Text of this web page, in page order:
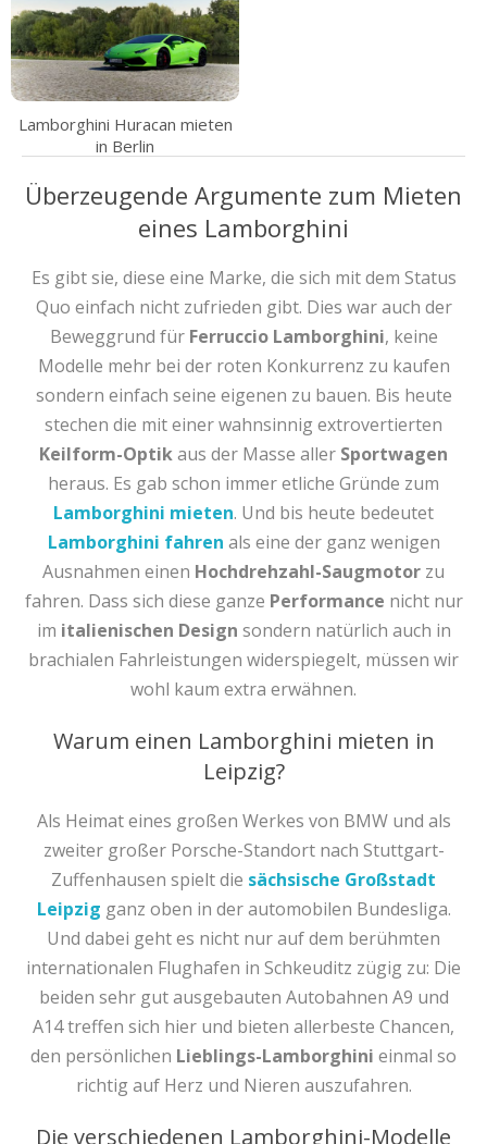
Lamborghini Huracan mieten
in Berlin
Überzeugende Argumente zum Mieten
eines Lamborghini
Es gibt sie, diese eine Marke, die sich mit dem Status
Quo einfach nicht zufrieden gibt. Dies war auch der
Beweggrund für Ferruccio Lamborghini, keine
Modelle mehr bei der roten Konkurrenz zu kaufen
sondern einfach seine eigenen zu bauen. Bis heute
stechen die mit einer wahnsinnig extrovertierten
Keilform-Optikaus der Masse aller Sportwagen
heraus. Es gab schon immer etliche Gründe zum
Lamborghini mieten. Und bis heute bedeutet
Lamborghini fahren als eine der ganz wenigen
Ausnahmen einen Hochdrehzahl-Saugmotor zu
fahren. Dass sich diese ganze Performance nicht nur
im italienischen Design sondern natürlich auch in
brachialen Fahrleistungen widerspiegelt, müssen wir
wohl kaum extra erwähnen.
Warum einen Lamborghini mieten in
Leipzig?
Als Heimat eines großen Werkes von BMW und als
zweiter großer Porsche-Standort nach Stuttgart-
Zuffenhausen spielt die sächsische Großstadt
Leipzig ganz oben in der automobilen Bundesliga.
Und dabei geht es nicht nur auf dem berühmten
internationalen Flughafen in Schkeuditz zügig zu: Die
beiden sehr gut ausgebauten Autobahnen A9 und
A14 treffen sich hier und bieten allerbeste Chancen,
den persönlichen Lieblings-Lamborghini einmal so
richtig auf Herz und Nieren auszufahren.
Die verschiedenen Lamborghini-Modelle